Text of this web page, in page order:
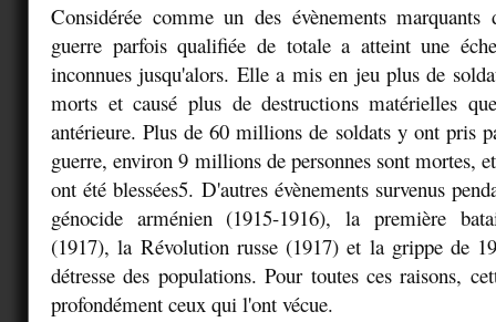
Considérée comme un des évènements
guerre parfois qualifiée de totale a atteint une
inconnues jusqu'alors. Elle a mis en jeu plus de
morts et causé plus de destructions matérielles
antérieure. Plus de 60 millions de soldats y ont pris
guerre, environ 9 millions de personnes sont mortes,
ont été blessées5. D'autres évènements survenus
génocide arménien (1915-1916), la première
(1917), la Révolution russe (1917) et la grippe de
détresse des populations. Pour toutes ces raisons,
profondément ceux qui l'ont vécue.